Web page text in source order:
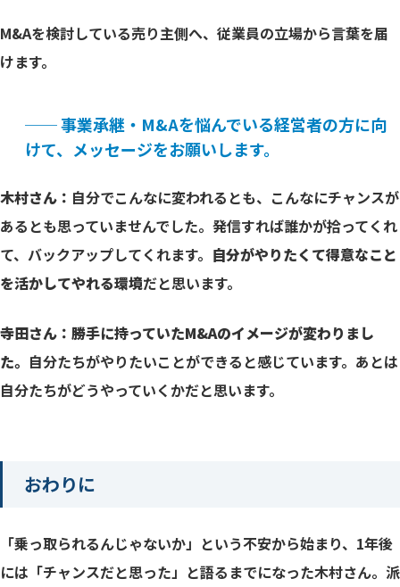
M&Aを検討している売り主側へ、従業員の立場から言葉を届
けます。
── 事業承継・M&Aを悩んでいる経営者の方に向
けて、メッセージをお願いします。
木村さん： 自分でこんなに変われるとも、こんなにチャンスが
あるとも思っていませんでした。発信すれば誰かが拾ってくれ
て、バックアップしてくれます。 自分がやりたくて得意なこと
を活かしてやれる環境だと思います。
寺田さん：勝手に持っていたM&Aのイメージが変わりまし
た。 自分たちがやりたいことができると感じています。あとは
自分たちがどうやっていくかだと思います。
おわりに
「乗っ取られるんじゃないか」という不安から始まり、1年後
には「チャンスだと思った」と語るまでになった木村さん。派